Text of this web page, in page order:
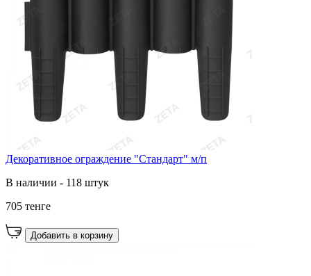
Декоративное ограждение "Стандарт" м/п
В наличии - 118 штук
705 тенге
Добавить в корзину